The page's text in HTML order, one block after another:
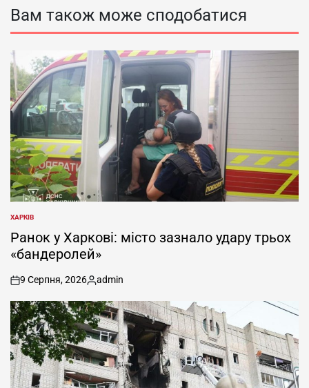
Вам також може сподобатися
ОПУБЛІКУВАТИ
У
ХАРКІВ
Ранок у Харкові: місто зазнало удару трьох
«бандеролей»
on
9 Серпня, 2026
Опубліковано
admin